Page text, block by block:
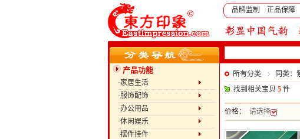
品牌监制 正品保障
产品功能
·家居生活
·服饰配饰
·办公用品
·休闲娱乐
·摆件挂件
所有分类 同类：
找到相关宝贝 5 件
价格： 请选择